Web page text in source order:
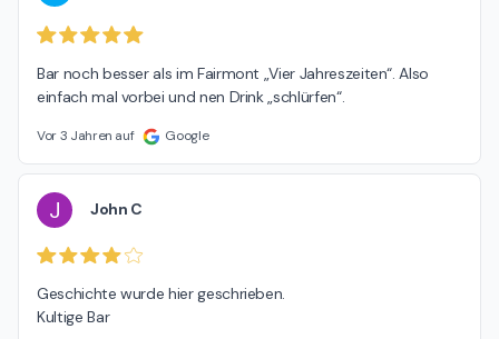
Bar noch besser als im Fairmont „Vier Jahreszeiten“. Also
einfach mal vorbei und nen Drink „schlürfen“.
Vor 3 Jahren auf Google
J John C
Geschichte wurde hier geschrieben.
Kultige Bar